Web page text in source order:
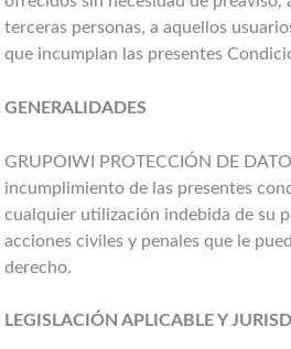
terceras personas, a aquellos
que incumplan las presentes
GENERALIDADES
GRUPOIWI PROTECCIÓN DE
incumplimiento de las presentes
cualquier utilización indebida de su
acciones civiles y penales que le
derecho.
LEGISLACIÓN APLICABLE Y